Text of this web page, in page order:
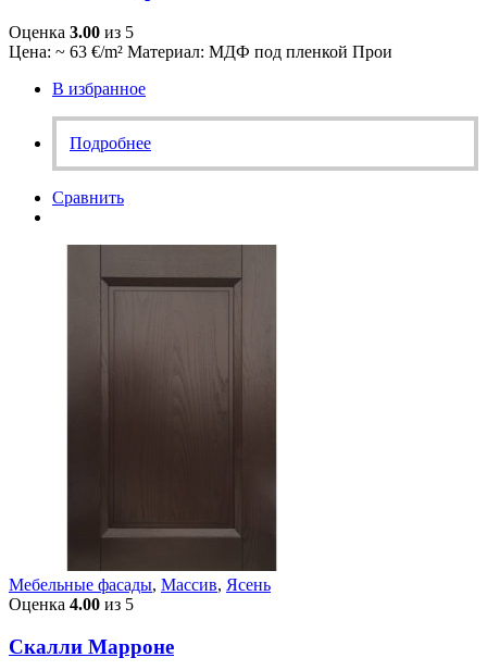
Оценка 3.00 из 5
Цена: ~ 63 €/m² Материал: МДФ под пленкой Прои
В избранное
Подробнее
Сравнить
Мебельные фасады, Массив, Ясень
Оценка 4.00 из 5
Скалли Марроне